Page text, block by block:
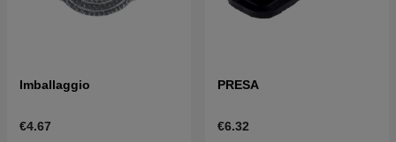
Imballaggio
€4.67
PRESA
€6.32